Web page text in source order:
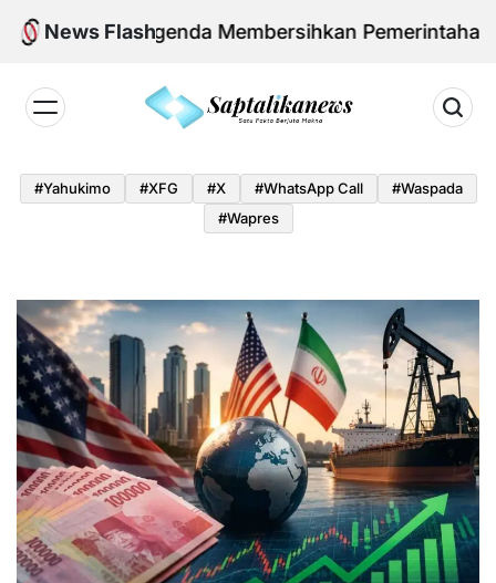
Skip
News Flash
dan Agenda Membersihkan Pemerintahan
#yahukimo #XFG #x #WhatsApp Call
#waspada
#Wapres